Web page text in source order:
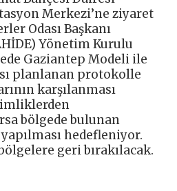
Merkezi’ne ziyaret
Odası Başkanı
Yönetim Kurulu
Gaziantep Modeli ile
planlanan protokolle
karşılanması
bölgede bulunan
hedefleniyor.
geri bırakılacak.